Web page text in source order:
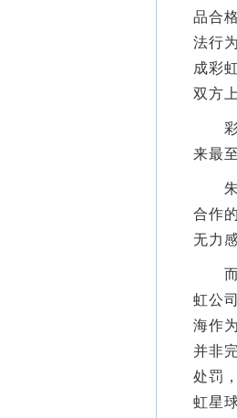
品合
法行
成彩
双方
彩虹
来最
朱辉
合作
无力
而二
虹公
海作
并非
处罚
虹星